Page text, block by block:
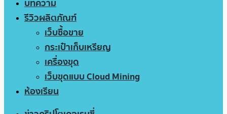
บทความ
รีวิวผลิตภัณฑ์
เว็บซื้อขาย
กระเป๋าเก็บเหรียญ
เครื่องขุด
เว็บขุดแบบ Cloud Mining
ห้องเรียน